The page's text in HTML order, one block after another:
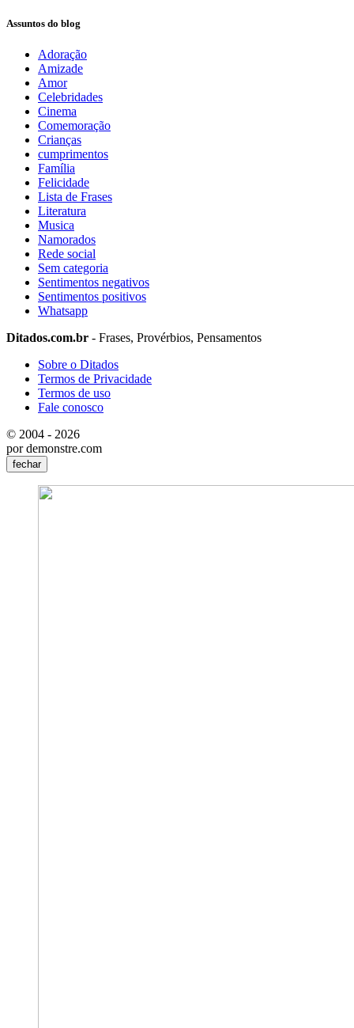
Assuntos do blog
Adoração
Amizade
Amor
Celebridades
Cinema
Comemoração
Crianças
cumprimentos
Família
Felicidade
Lista de Frases
Literatura
Musica
Namorados
Rede social
Sem categoria
Sentimentos negativos
Sentimentos positivos
Whatsapp
Ditados.com.br - Frases, Provérbios, Pensamentos
Sobre o Ditados
Termos de Privacidade
Termos de uso
Fale conosco
© 2004 - 2026
por demonstre.com
fechar